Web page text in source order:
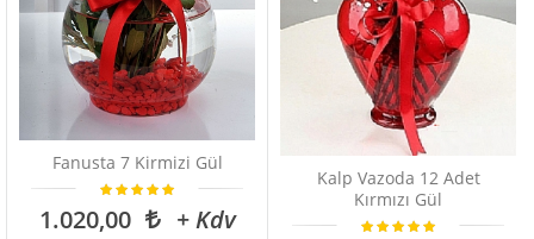
Fanusta 7 Kirmizi Gül
1.020,00 + Kdv
Kalp Vazoda 12 Adet
Kırmızı Gül